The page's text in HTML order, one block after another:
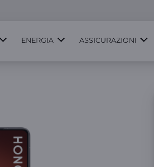
ENERGIA ASSICURAZIONI